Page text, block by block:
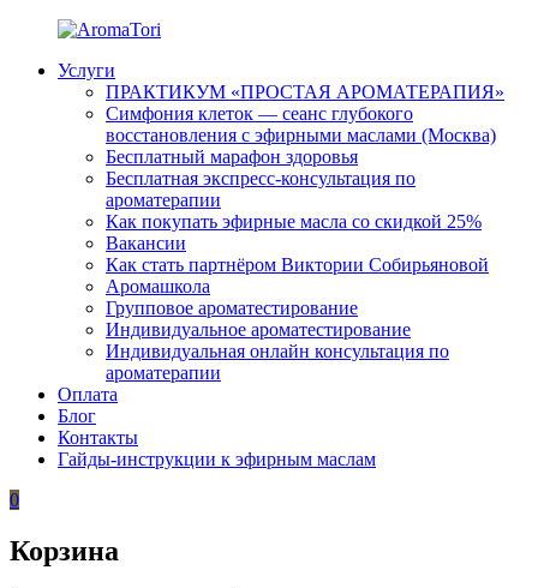
Перейти
содержимому
AromaTori
Эфирные
Услуги
ПРАКТИКУМ «ПРОСТАЯ АРОМАТЕРАПИЯ»
Симфония клеток — сеанс глубокого
восстановления с эфирными маслами (Москва)
Бесплатный марафон здоровья
Бесплатная экспресс-консультация по
ароматерапии
Как покупать эфирные масла со скидкой 25%
Вакансии
Как стать партнёром Виктории Собирьяновой
Аромашкола
Групповое ароматестирование
Индивидуальное ароматестирование
Индивидуальная онлайн консультация по
ароматерапии
Оплата
Блог
Контакты
Гайды-инструкции к эфирным маслам
0
Корзина